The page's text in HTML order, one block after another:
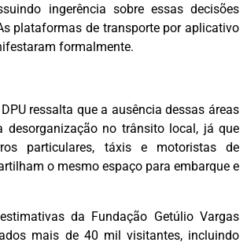
ingerência sobre essas decisões
plataformas de transporte por aplicativo
formalmente.
ressalta que a ausência dessas áreas
desorganização no trânsito local, já que
particulares, táxis e motoristas de
o mesmo espaço para embarque e
da Fundação Getúlio Vargas
mais de 40 mil visitantes, incluindo